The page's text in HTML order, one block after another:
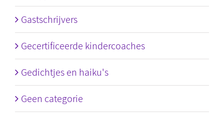
Gastschrijvers
Gecertificeerde kindercoaches
Gedichtjes en haiku's
Geen categorie